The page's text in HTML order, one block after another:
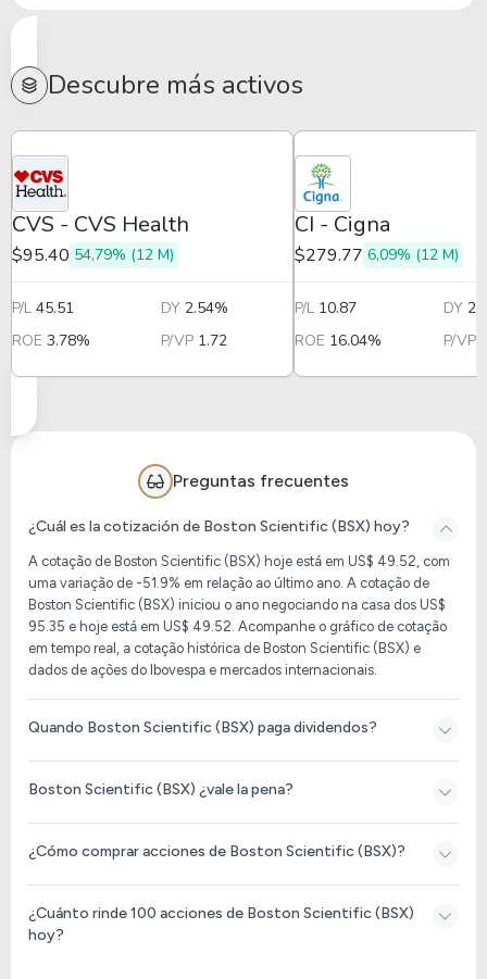
Descubre más activos
CVS - CVS Health
$95.40 54,79% (12 M)
P/L 45.51 DY 2.54%
ROE 3.78% P/VP 1.72
CI - Cigna
$279.77 6,09% (12 M)
P/L 10.87 DY
ROE 16.04% P/VP
Preguntas frecuentes
¿Cuál es la cotización de Boston Scientific (BSX) hoy?
A cotação de Boston Scientific (BSX) hoje está em US$ 49.52, com
uma variação de -51.9% em relação ao último ano. A cotação de
Boston Scientific (BSX) iniciou o ano negociando na casa dos US$
95.35 e hoje está em US$ 49.52. Acompanhe o gráfico de cotação
em tempo real, a cotação histórica de Boston Scientific (BSX) e
dados de ações do Ibovespa e mercados internacionais.
Quando Boston Scientific (BSX) paga dividendos?
Boston Scientific (BSX) ¿vale la pena?
¿Cómo comprar acciones de Boston Scientific (BSX)?
¿Cuánto rinde 100 acciones de Boston Scientific (BSX)
hoy?